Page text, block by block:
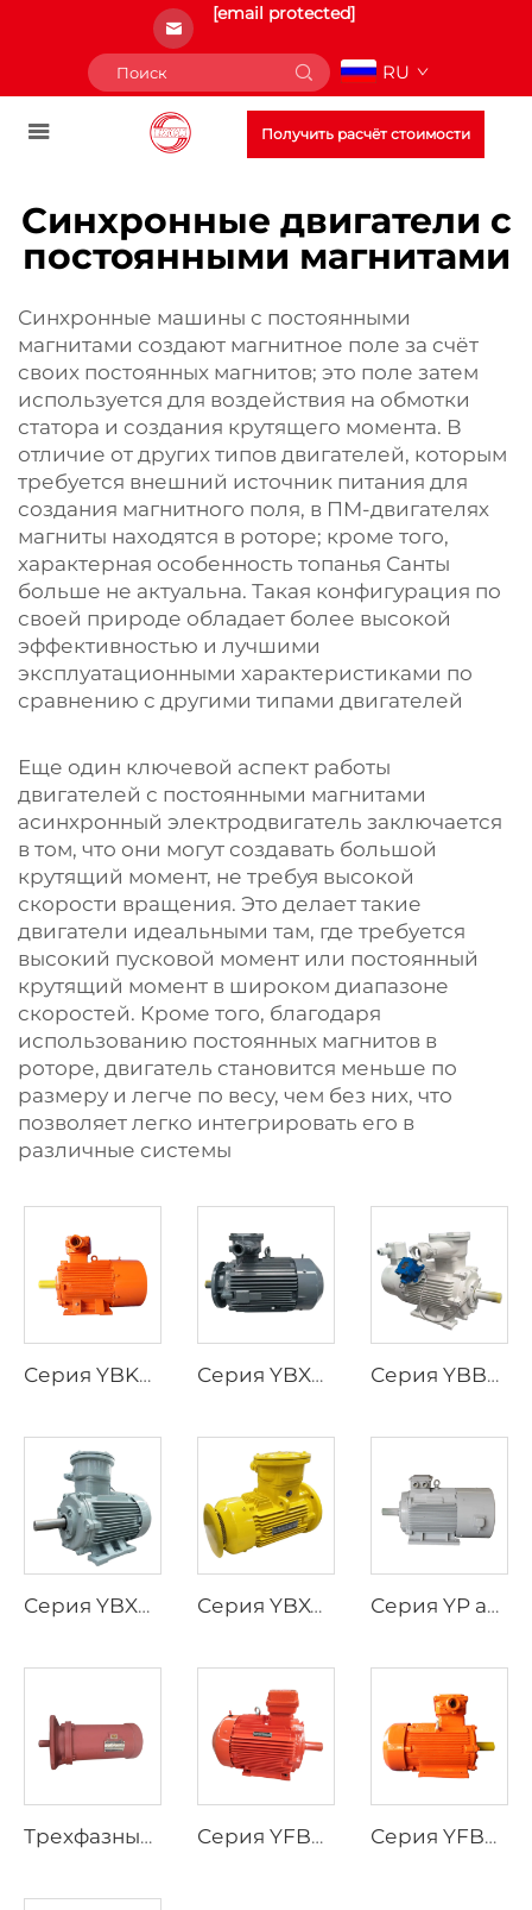
[email protected]
RU
Получить расчёт стоимости
Синхронные двигатели с
постоянными магнитами
Синхронные машины с постоянными
магнитами создают магнитное поле за счёт
своих постоянных магнитов; это поле затем
используется для воздействия на обмотки
статора и создания крутящего момента. В
отличие от других типов двигателей, которым
требуется внешний источник питания для
создания магнитного поля, в ПМ-двигателях
магниты находятся в роторе; кроме того,
характерная особенность топанья Санты
больше не актуальна. Такая конфигурация по
своей природе обладает более высокой
эффективностью и лучшими
эксплуатационными характеристиками по
сравнению с другими типами двигателей
Еще один ключевой аспект работы
двигателей с постоянными магнитами
асинхронный электродвигатель заключается
в том, что они могут создавать большой
крутящий момент, не требуя высокой
скорости вращения. Это делает такие
двигатели идеальными там, где требуется
высокий пусковой момент или постоянный
крутящий момент в широком диапазоне
скоростей. Кроме того, благодаря
использованию постоянных магнитов в
роторе, двигатель становится меньше по
размеру и легче по весу, чем без них, что
позволяет легко интегрировать его в
различные системы
Серия YBK3, трехфазные асинхронные двигатели с взрывозащитой для подземных угольных шахт Серия YBX5, трехфазный асинхронный двигатель повышенной эффективности с взрывозащитой, низкое напряжение Серия YBBP, трехфазный асинхронный двигатель с взрывозащитой, с регулированием скорости частотного преобразователя
Серия YBX3, высокоэффективные трехфазные асинхронные двигатели с взрывозащитой Серия YBX4, трехфазный асинхронный двигатель повышенной эффективности с взрывозащитой, низкое напряжение Серия YP асинхронный двигатель трехфазного тока с регулированием скорости частотного преобразования
Трехфазный асинхронный двигатель для электроприводов клапанов серии YBDF2 Серия YFB4, высокоэффективный низковольтный трехфазный асинхронный двигатель с защитой от воспламенения пыли Серия YFB3, трехфазные асинхронные двигатели с защитой от воспламенения пыли